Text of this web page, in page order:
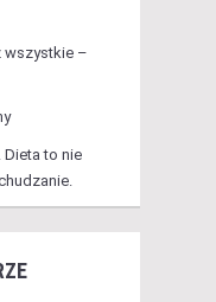
wszystkie –
to nie